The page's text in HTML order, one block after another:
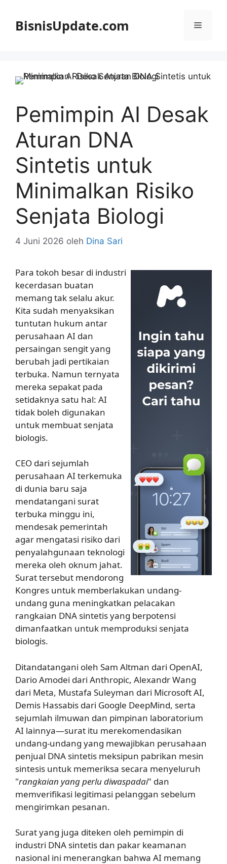
BisnisUpdate.com Menu
Pemimpin AI Desak
Aturan DNA
Sintetis untuk
Minimalkan Risiko
Senjata Biologi
4 Juni 2026 oleh Dina Sari
Para tokoh besar di industri
kecerdasan buatan
memang tak selalu akur.
Kita sudah menyaksikan
tuntutan hukum antar
perusahaan AI dan
persaingan sengit yang
berubah jadi pertikaian
terbuka. Namun ternyata
mereka sepakat pada
setidaknya satu hal: AI
tidak boleh digunakan
untuk membuat senjata
biologis.
CEO dari sejumlah
perusahaan AI terkemuka
di dunia baru saja
mendatangani surat
terbuka minggu ini,
mendesak pemerintah
agar mengatasi risiko dari
penyalahgunaan teknologi
mereka oleh oknum jahat.
Surat tersebut mendorong
Kongres untuk memberlakukan undang-
undang guna meningkatkan pelacakan
rangkaian DNA sintetis yang berpotensi
dimanfaatkan untuk memproduksi senjata
biologis.
Ditandatangani oleh Sam Altman dari OpenAI,
Dario Amodei dari Anthropic, Alexandr Wang
dari Meta, Mustafa Suleyman dari Microsoft AI,
Demis Hassabis dari Google DeepMind, serta
sejumlah ilmuwan dan pimpinan laboratorium
AI lainnya—surat itu merekomendasikan
undang-undang yang mewajibkan perusahaan
penjual DNA sintetis meksipun pabrikan mesin
sintesis untuk memeriksa secara menyeluruh
"rangkaian yang perlu diwaspadai" dan
memverifikasi legitimasi pelanggan sebelum
mengirimkan pesanan.
Surat yang juga diteken oleh pemimpin di
industri DNA sintetis dan pakar keamanan
nasional ini menerangkan bahwa AI memang